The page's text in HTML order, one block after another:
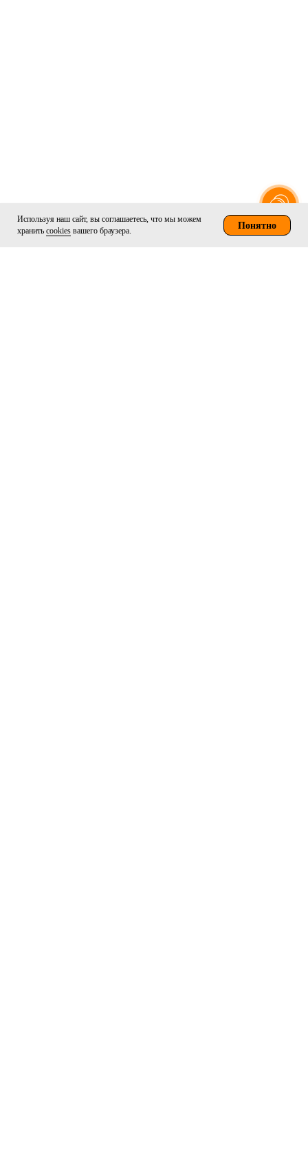
Используя наш сайт, вы соглашаетесь, что мы можем
хранить cookies вашего браузера.
Понятно